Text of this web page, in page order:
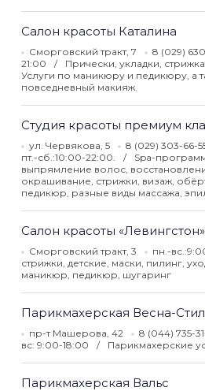
Салон красоты Каталина
Сморговский тракт, 7 8 (029)
21:00
Прически, укладки,
Услуги по маникюру и педикюру, а
повседневный макияж.
Студия красоты премиум
ул. Червякова, 5 8 (029) 303-66-
пт.-сб.:10:00-22:00.
Spa-
выпрямление волос,
окрашивание, стрижки, визаж,
педикюр, разные виды массажа,
Салон красоты «Левингстон»
Сморговский тракт, 3 пн.-
стрижки, детские, маски, пилинг,
маникюр, педикюр, шугаринг
Парикмахерская Весна-
пр-т Машерова, 42 8 (044) 735-
вс: 9:00-18:00
Парикмахерские
Парикмахерская Вальс